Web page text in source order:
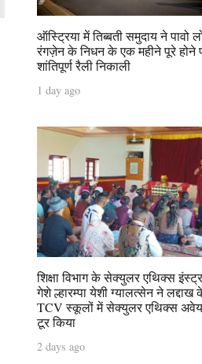
ऑस्ट्रिया में तिब्बती समुदाय ने पावो
रंगज़ेन के निधन के एक महीने पूरे होने
शांतिपूर्ण रैली निकाली
1 day ago
शिक्षा विभाग के सेक्युलर एथिक्स
गेशे ल्हारम्पा येशी ग्यालत्सेन ने लद्दाख
TCV स्कूलों में सेक्युलर एथिक्स
टूर किया
2 days ago